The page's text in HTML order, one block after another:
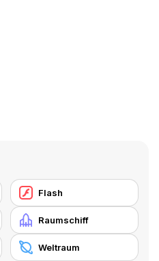
Flash
Raumschiff
Weltraum